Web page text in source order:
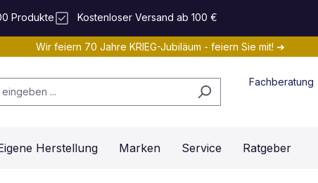
Produkte Kostenloser Versand ab 100 €
Wir feiern 70 Jahre KRIEG-Jubiläum - feiern Sie mit! ➔
Fachberatung
Herstellung Marken Service Ratgeber